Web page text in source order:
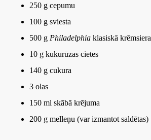
250 g cepumu
100 g sviesta
500 g Philadelphia klasiskā krēmsiera
10 g kukurūzas cietes
140 g cukura
3 olas
150 ml skābā krējuma
200 g melleņu (var izmantot saldētas)